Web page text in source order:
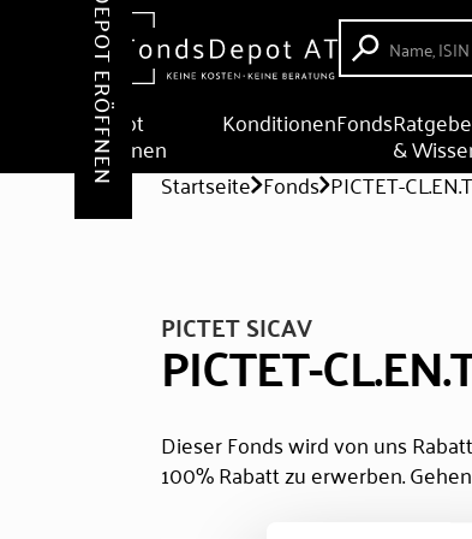
Depot
eröffnen
KonditionenFonds
&
DEPOT ERÖFFNEN Startseite Fonds PICTET-
PICTET SICAV
PICTET-
Dieser Fonds wird von uns
100% Rabatt zu erwerben.